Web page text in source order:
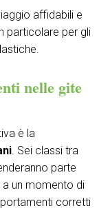
affidabili e
particolare per gli
nelle gite
è la
. Sei classi tra
parte
a un momento di
corretti